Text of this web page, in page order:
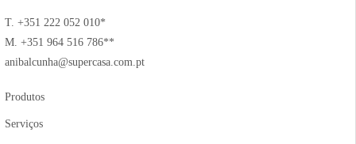
T. +351 222 052 010*
M. +351 964 516 786**
anibalcunha@supercasa.com.pt
Produtos
Serviços